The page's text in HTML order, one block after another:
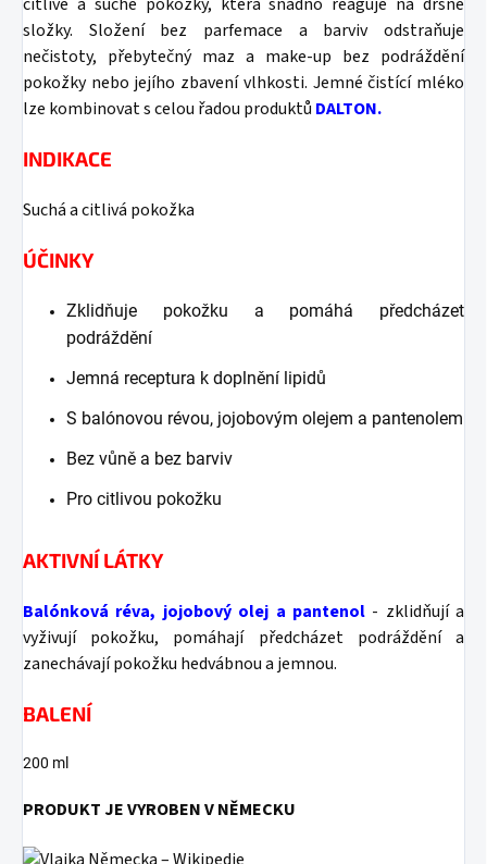
citlivé a suché pokožky, která snadno reaguje na drsné
složky. Složení bez parfemace a barviv odstraňuje
nečistoty, přebytečný maz a make-up bez podráždění
pokožky nebo jejího zbavení vlhkosti. Jemné čistící mléko
lze kombinovat s celou řadou produktů DALTON.
INDIKACE
Suchá a citlivá pokožka
ÚČINKY
Zklidňuje pokožku a pomáhá předcházet
podráždění
Jemná receptura k doplnění lipidů
S balónovou révou, jojobovým olejem a pantenolem
Bez vůně a bez barviv
Pro citlivou pokožku
AKTIVNÍ LÁTKY
Balónková réva, jojobový olej a pantenol- zklidňují a
vyživují pokožku, pomáhají předcházet podráždění a
zanechávají pokožku hedvábnou a jemnou.
BALENÍ
200 ml
PRODUKT JE VYROBEN V NĚMECKU